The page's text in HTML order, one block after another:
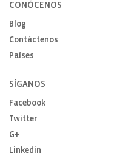
CONÓCENOS
Blog
Contáctenos
Países
SÍGANOS
Facebook
Twitter
G+
Linkedin